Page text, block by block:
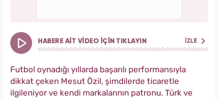
HABERE AİT VİDEO İÇİN TIKLAYIN İZLE
Futbol oynadığı yıllarda başarılı performansıyla
dikkat çeken Mesut Özil, şimdilerde ticaretle
ilgileniyor ve kendi markalarının patronu. Türk ve